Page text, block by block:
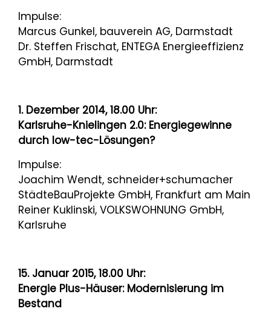
Impulse:
Marcus Gunkel, bauverein AG, Darmstadt
Dr. Steffen Frischat, ENTEGA Energieeffizienz
GmbH, Darmstadt
1. Dezember 2014, 18.00 Uhr:
Karlsruhe-Knielingen 2.0: Energiegewinne
durch low-tec-Lösungen?
Impulse:
Joachim Wendt, schneider+schumacher
StädteBauProjekte GmbH, Frankfurt am Main
Reiner Kuklinski, VOLKSWOHNUNG GmbH,
Karlsruhe
15. Januar 2015, 18.00 Uhr:
Energie Plus-Häuser: Modernisierung im
Bestand